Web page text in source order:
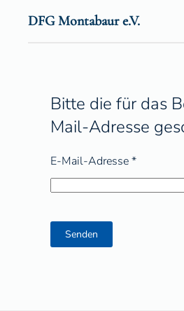
DFG Montabaur e.V.
Bitte die für das
Mail-Adresse
E-Mail-Adresse*
Senden